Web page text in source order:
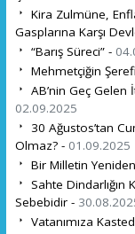
Kira Zulmüne,
Gasplarına Karşı
“Barış Süreci” -
Mehmetçiğin
AB’nin Geç Gelen
02.09.2025
30 Ağustos’tan
Olmaz? - 01.09.2025
Bir Milletin
Sahte Dindarlığın
Sebebidir -
Vatanımıza